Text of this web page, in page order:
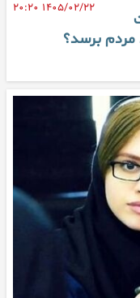
۱۴۰۵/۰۲/۲۲ ۲۰:۲۰
برسد؟